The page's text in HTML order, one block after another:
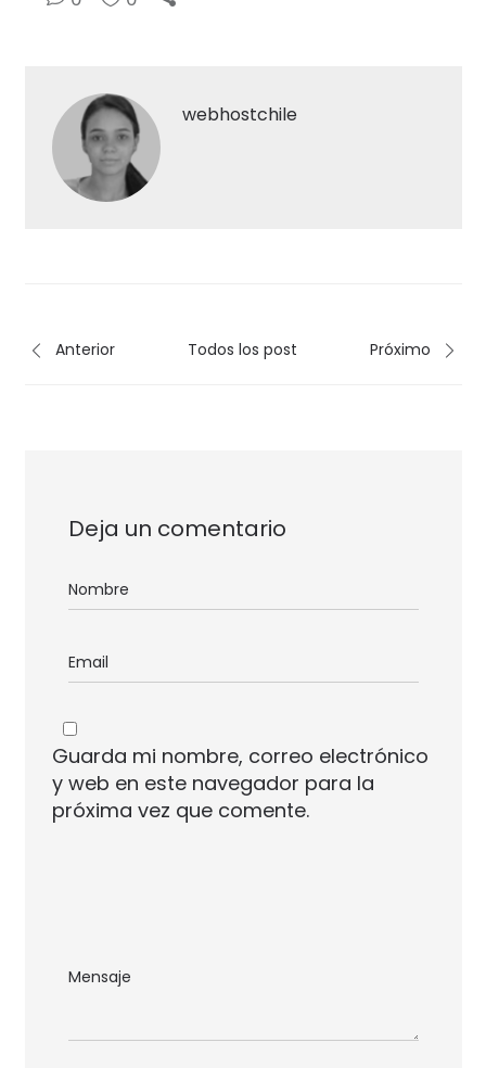
webhostchile
Anterior Todos los post Próximo
Deja un comentario
Guarda mi nombre, correo electrónico
y web en este navegador para la
próxima vez que comente.